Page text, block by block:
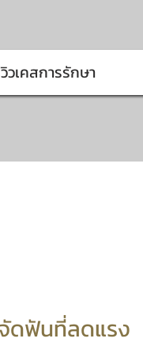
วเคสการรักษา
ดฟันที่ลดแรง